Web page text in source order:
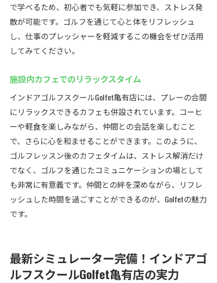
で学べるため、初心者でも気軽に参加でき、ストレス発
散が可能です。ゴルフを通じて心と体をリフレッシュ
し、仕事のプレッシャーを軽減するこの機会をぜひ活用
してみてください。
施設内カフェでのリラックスタイム
インドアゴルフスクールGolfet亀有店には、プレーの合間
にリラックスできるカフェも併設されています。コーヒ
ーや軽食を楽しみながら、仲間との会話を楽しむこと
で、さらに心を和ませることができます。このように、
ゴルフレッスン後のカフェタイムは、ストレス解消だけ
でなく、ゴルフを通じたコミュニケーションの場として
も非常に有意義です。仲間との絆を深めながら、リフレ
ッシュした時間を過ごすことができるのが、Golfetの魅力
です。
最新シミュレーター完備！インドアゴ
ルフスクールGolfet亀有店の実力